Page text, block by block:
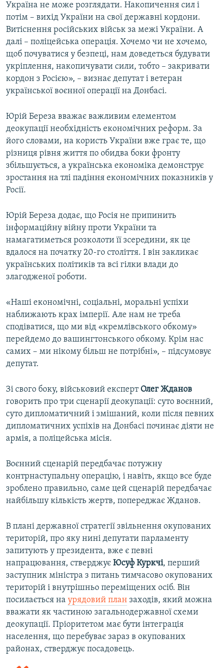
Україна не може розглядати. Накопичення сил і
потім – вихід України на свої державні кордони.
Витіснення російських військ за межі України. А
далі – поліцейська операція. Хочемо чи не хочемо,
щоб почуватися у безпеці, нам доведеться будувати
укріплення, накопичувати сили, тобто – закривати
кордон з Росією», – визнає депутат і ветеран
української воєнної операції на Донбасі.
Юрій Береза вважає важливим елементом
деокупації необхідність економічних реформ. За
його словами, на користь України вже грає те, що
різниця рівня життя по обидва боки фронту
збільшується, а українська економіка демонструє
зростання на тлі падіння економічних показників у
Росії.
Юрій Береза додає, що Росія не припинить
інформаційну війну проти України та
намагатиметься розколоти її зсередини, як це
вдалося на початку 20-го століття. І він закликає
українських політиків та всі гілки влади до
злагодженої роботи.
«Наші економічні, соціальні, моральні успіхи
наближають крах імперії. Але нам не треба
сподіватися, що ми від «кремлівського обкому»
перейдемо до вашингтонського обкому. Крім нас
самих – ми нікому більш не потрібні», – підсумовує
депутат.
Зі свого боку, військовий експертОлег Жданов
говорить про три сценарії деокупації: суто воєнний,
суто дипломатичний і змішаний, коли після певних
дипломатичних успіхів на Донбасі починає діяти не
армія, а поліцейська місія.
Воєнний сценарій передбачає потужну
контрнаступальну операцію, і навіть, якщо все буде
зроблено правильно, саме цей сценарій передбачає
найбільшу кількість жертв, попереджає Жданов.
В плані державної стратегії звільнення окупованих
територій, про яку нині депутати парламенту
запитують у президента, вже є певні
напрацювання, стверджує Юсуф Куркчі, перший
заступник міністра з питань тимчасово окупованих
територій і внутрішньо переміщених осіб. Він
посилається на урядовий план заходів, який можна
вважати як частиною загальнодержавної схеми
деокупації. Пріоритетом має бути інтеграція
населення, що перебуває зараз в окупованих
районах, стверджує посадовець.